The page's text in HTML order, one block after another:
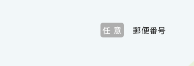
郵便番号